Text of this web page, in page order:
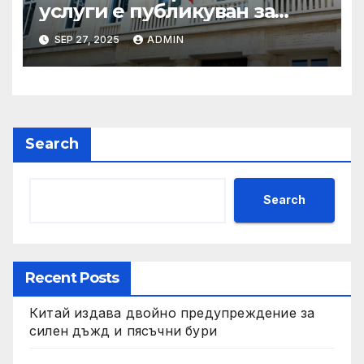
услуги е публикуван за
обществено обсъждане
SEP 27, 2025 ADMIN
Search
Search
Recent Posts
Китай издава двойно предупреждение за
силен дъжд и пясъчни бури